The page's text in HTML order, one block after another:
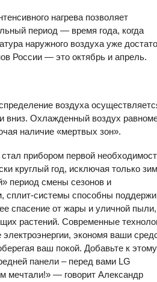
нагрева позволяет
период — время года, когда
наружного воздуха уже
России — это октябрь и апрель.
воздуха
вниз. Охлажденный воздух
наличие «мертвых зон».
прибором первой
круглый год, исключая только
период смены сезонов и
сплит-системы способны
спасение от жары и уличной
растений. Современные
экономя ваши
ваш покой. Добавьте к
панели – перед вами LG
мечтали!» — говорит Александр